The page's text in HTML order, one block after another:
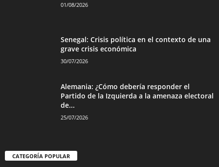
01/08/2026
Senegal: Crisis política en el contexto de una
grave crisis económica
30/07/2026
Alemania: ¿Cómo debería responder el
Partido de la Izquierda a la amenaza electoral
de...
25/07/2026
CATEGORÍA POPULAR